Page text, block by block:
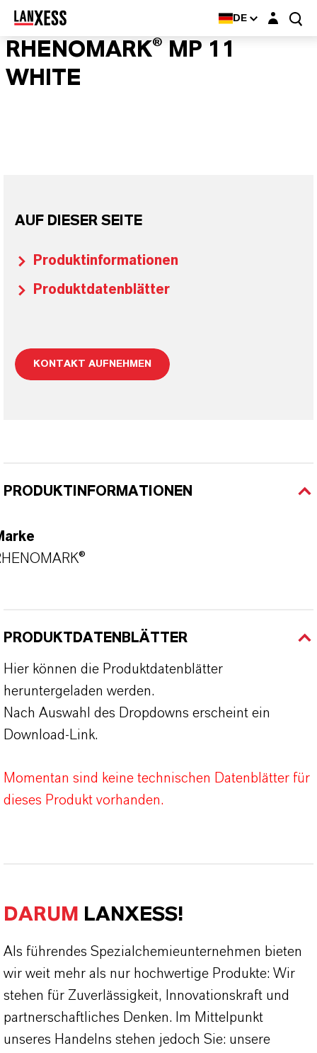
DE Login-Maske
RHENOMARK® MP 11
WHITE
AUF DIESER SEITE
Produktinformationen
Produktdatenblätter
KONTAKT AUFNEHMEN
PRODUKTINFORMATIONEN
PRODUKTDATENBLÄTTER
Hier können die Produktdatenblätter
heruntergeladen werden.
Nach Auswahl des Dropdowns erscheint ein
Download-Link.
Momentan sind keine technischen Datenblätter für
dieses Produkt vorhanden.
DARUM LANXESS!
Als führendes Spezialchemieunternehmen bieten
wir weit mehr als nur hochwertige Produkte: Wir
stehen für Zuverlässigkeit, Innovationskraft und
partnerschaftliches Denken. Im Mittelpunkt
unseres Handelns stehen jedoch Sie: unsere